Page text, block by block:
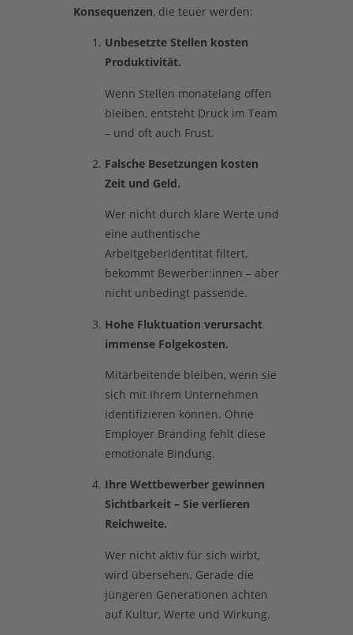
Konsequenzen, die teuer werden:
Unbesetzte Stellen kosten
Produktivität.
Wenn Stellen monatelang offen
bleiben, entsteht Druck im Team
– und oft auch Frust.
Falsche Besetzungen kosten
Zeit und Geld.
Wer nicht durch klare Werte und
eine authentische
Arbeitgeberidentität filtert,
bekommt Bewerber:innen – aber
nicht unbedingt passende.
Hohe Fluktuation verursacht
immense Folgekosten.
Mitarbeitende bleiben, wenn sie
sich mit Ihrem Unternehmen
identifizieren können. Ohne
Employer Branding fehlt diese
emotionale Bindung.
Ihre Wettbewerber gewinnen
Sichtbarkeit – Sie verlieren
Reichweite.
Wer nicht aktiv für sich wirbt,
wird übersehen. Gerade die
jüngeren Generationen achten
auf Kultur, Werte und Wirkung.